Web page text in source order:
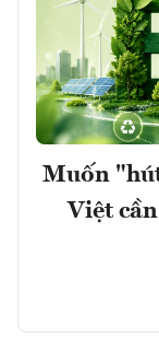
Muốn
Việt